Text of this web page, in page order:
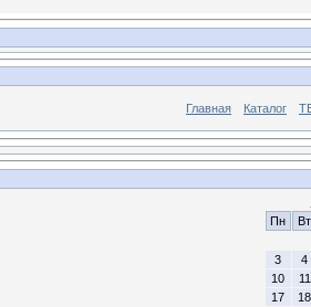
Главная Каталог
Пн
Вт
3
4
10
11
17
18